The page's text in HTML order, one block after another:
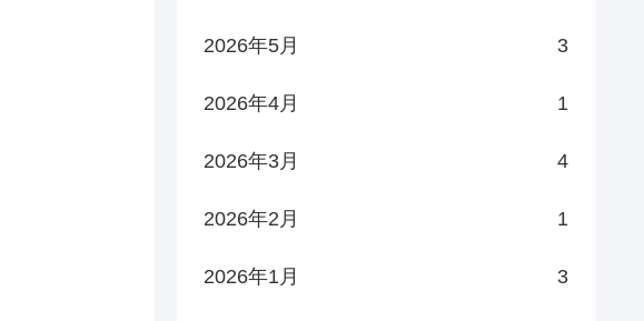
2026年5月 3
2026年4月 1
2026年3月 4
2026年2月 1
2026年1月 3